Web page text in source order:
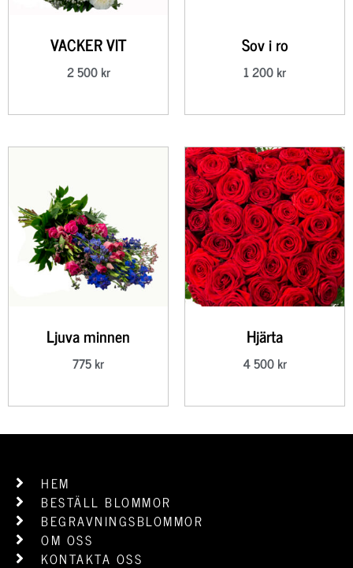
VACKER VIT
2 500kr
Sov i ro
1 200kr
Ljuva minnen
775kr
Hjärta
4 500kr
HEM
BESTÄLL BLOMMOR
BEGRAVNINGSBLOMMOR
OM OSS
KONTAKTA OSS